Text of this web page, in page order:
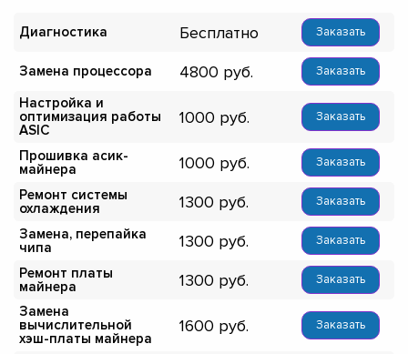
Диагностика Бесплатно Заказать
Замена процессора 4800 Заказать
Настройка и
оптимизация работы
ASIC
1000 Заказать
Прошивка асик-
майнера
1000 Заказать
Ремонт системы
охлаждения
1300 Заказать
Замена, перепайка
чипа
1300 Заказать
Ремонт платы
майнера
1300 Заказать
Замена
вычислительной
хэш-платы майнера
1600 Заказать